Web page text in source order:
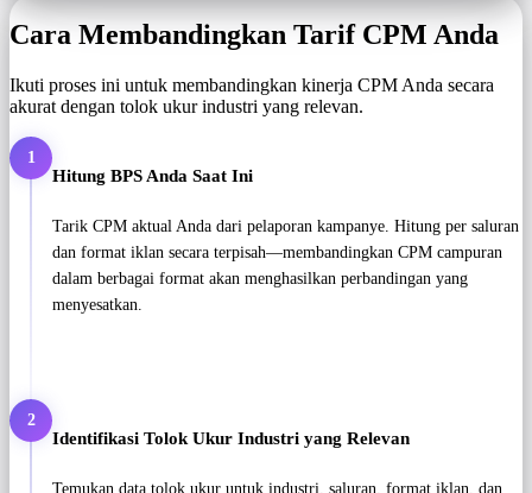
Cara Membandingkan Tarif CPM Anda
Ikuti proses ini untuk membandingkan kinerja CPM Anda secara
akurat dengan tolok ukur industri yang relevan.
1
Hitung BPS Anda Saat Ini
Tarik CPM aktual Anda dari pelaporan kampanye. Hitung per saluran
dan format iklan secara terpisah—membandingkan CPM campuran
dalam berbagai format akan menghasilkan perbandingan yang
menyesatkan.
2
Identifikasi Tolok Ukur Industri yang Relevan
Temukan data tolok ukur untuk industri, saluran, format iklan, dan